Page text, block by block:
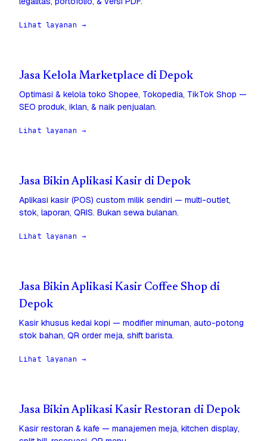
Lihat layanan →
Jasa Kelola Marketplace di Depok
Optimasi & kelola toko Shopee, Tokopedia, TikTok Shop —
SEO produk, iklan, & naik penjualan.
Lihat layanan →
Jasa Bikin Aplikasi Kasir di Depok
Aplikasi kasir (POS) custom milik sendiri — multi-outlet,
stok, laporan, QRIS. Bukan sewa bulanan.
Lihat layanan →
Jasa Bikin Aplikasi Kasir Coffee Shop di
Depok
Kasir khusus kedai kopi — modifier minuman, auto-potong
stok bahan, QR order meja, shift barista.
Lihat layanan →
Jasa Bikin Aplikasi Kasir Restoran di Depok
Kasir restoran & kafe — manajemen meja, kitchen display,